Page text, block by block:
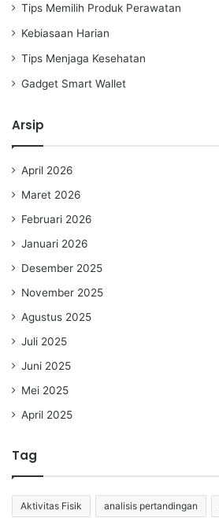
Tips Memilih Produk Perawatan
Kebiasaan Harian
Tips Menjaga Kesehatan
Gadget Smart Wallet
Arsip
April 2026
Maret 2026
Februari 2026
Januari 2026
Desember 2025
November 2025
Agustus 2025
Juli 2025
Juni 2025
Mei 2025
April 2025
Tag
Aktivitas Fisik analisis pertandingan